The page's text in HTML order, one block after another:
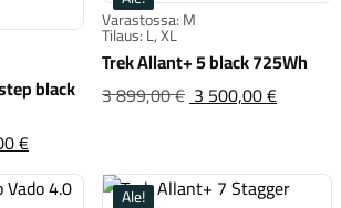
black
€
hinta
oli:3 999,00 €
Trek Allant+ 5 Mid-step black 800Wh
Varastossa: M
Tilaus: L, XL
Trek Allant+ 5 black 725Wh
3 899,00 €3 500,00 €Trek
Ale!